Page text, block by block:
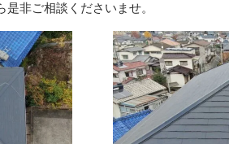
非ご相談くださいませ。